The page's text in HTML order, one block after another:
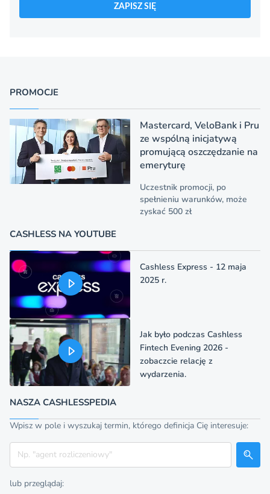
ZAPISZ SIĘ
PROMOCJE
Mastercard, VeloBank i Pru
ze wspólną inicjatywą
promującą oszczędzanie na
emeryturę
Uczestnik promocji, po
spełnieniu warunków, może
zyskać 500 zł
CASHLESS NA YOUTUBE
Cashless Express - 12 maja
2025 r.
Jak było podczas Cashless
Fintech Evening 2026 -
zobaczcie relację z
wydarzenia.
NASZA CASHLESSPEDIA
Wpisz w pole i wyszukaj termin, którego definicja Cię interesuje:
Szukaj
lub przeglądaj: